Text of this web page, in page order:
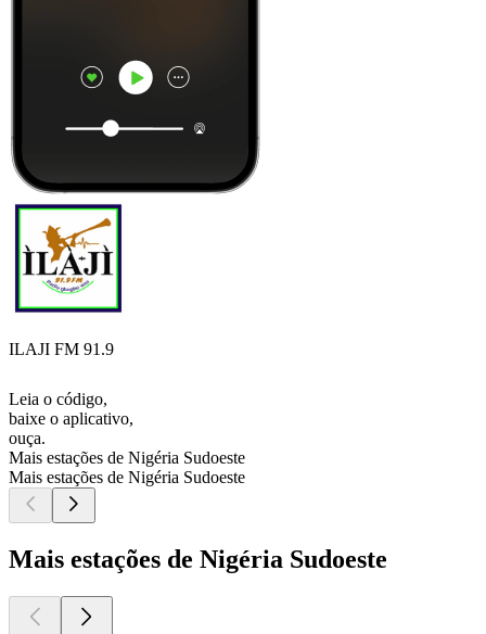
ILAJI FM 91.9
Leia o código,
baixe o aplicativo,
ouça.
Mais estações de Nigéria Sudoeste
Mais estações de Nigéria Sudoeste
Mais estações de Nigéria Sudoeste